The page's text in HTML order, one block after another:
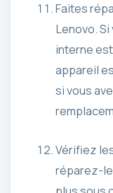
Faites
Lenovo.
interne
appareil
si vous
Vérifiez
réparez-